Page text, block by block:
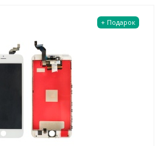
+ Подарок